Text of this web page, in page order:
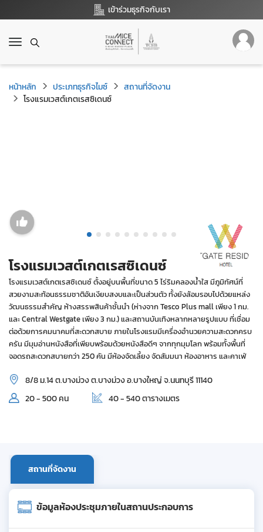
เข้าร่วมธุรกิจกับเรา
T
g
g
l
e
o
n
หน้าหลัก ประเภทธุรกิจไมซ์
สถานที่จัดงาน
โรงแรมเวสต์เกตเรสซิเดนซ์
โรงแรมเวสต์เกตเรสซิเดนซ์
โรงแรมเวสต์เกตเรสซิเดนซ์ ตั้งอยู่บนพื้นที่ขนาด 5 ไร่ริมคลองน้ำใส มีภูมิทัศน์ที่
สวยงามสะท้อนธรรมชาติอันเงียบสงบและเป็นส่วนตัว ทั้งยังล้อมรอบไปด้วยแหล่ง
วัฒนธรรมสำคัญ ห้างสรรพสินค้าชั้นนำ (ห่างจาก Tesco Plus mall เพียง 1 กม.
และ Central Westgate เพียง 3 กม.) และสถานบันเทิงหลากหลายรูปแบบ ที่เชื่อม
ต่อด้วยการคมนาคมที่สะดวกสบาย ภายในโรงแรมมีเครื่องอำนวยความสะดวกครบ
ครัน มีมุมอ่านหนังสือที่เพียบพร้อมด้วยหนังสือดีๆ จากทุกมุมโลก พร้อมทั้งพื้นที่
จอดรถสะดวกสบายกว่า 250 คัน มีห้องจัดเลี้ยง จัดสัมมนา ห้องอาหาร และคาเฟ่
8/8 ม.14 ต.บางม่วง ต.บางม่วง อ.บางใหญ่ จ.นนทบุรี 11140
20 - 500 คน
40 - 540 ตารางเมตร
สถานที่จัดงาน
ข้อมูลห้องประชุมภายในสถานประกอบการ